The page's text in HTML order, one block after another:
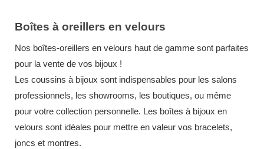
Boîtes à oreillers en velours
Nos boîtes-oreillers en velours haut de gamme sont parfaites
pour la vente de vos bijoux !
Les coussins à bijoux sont indispensables pour les salons
professionnels, les showrooms, les boutiques, ou même
pour votre collection personnelle. Les boîtes à bijoux en
velours sont idéales pour mettre en valeur vos bracelets,
joncs et montres.